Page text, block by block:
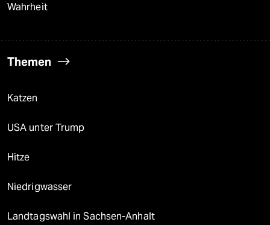
Wahrheit
Themen
Katzen
USA unter Trump
Hitze
Niedrigwasser
Landtagswahl in Sachsen-Anhalt